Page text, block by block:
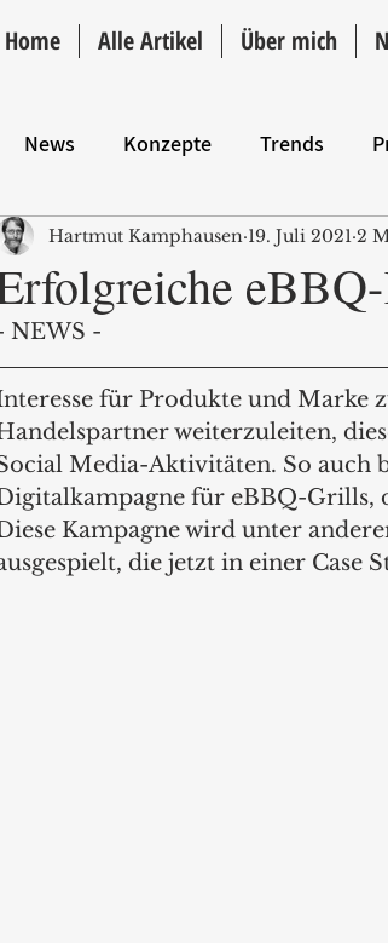
Home Alle Artikel Über mich
News Konzepte Trends
ANZEIGE Intro
Hartmut Kamphausen 19. Juli 2021 2
NEWS -
für Produkte und Marke
weiterzuleiten,
Media-Aktivitäten. So auch
für eBBQ-Grills,
Kampagne wird unter
die jetzt in einer Case